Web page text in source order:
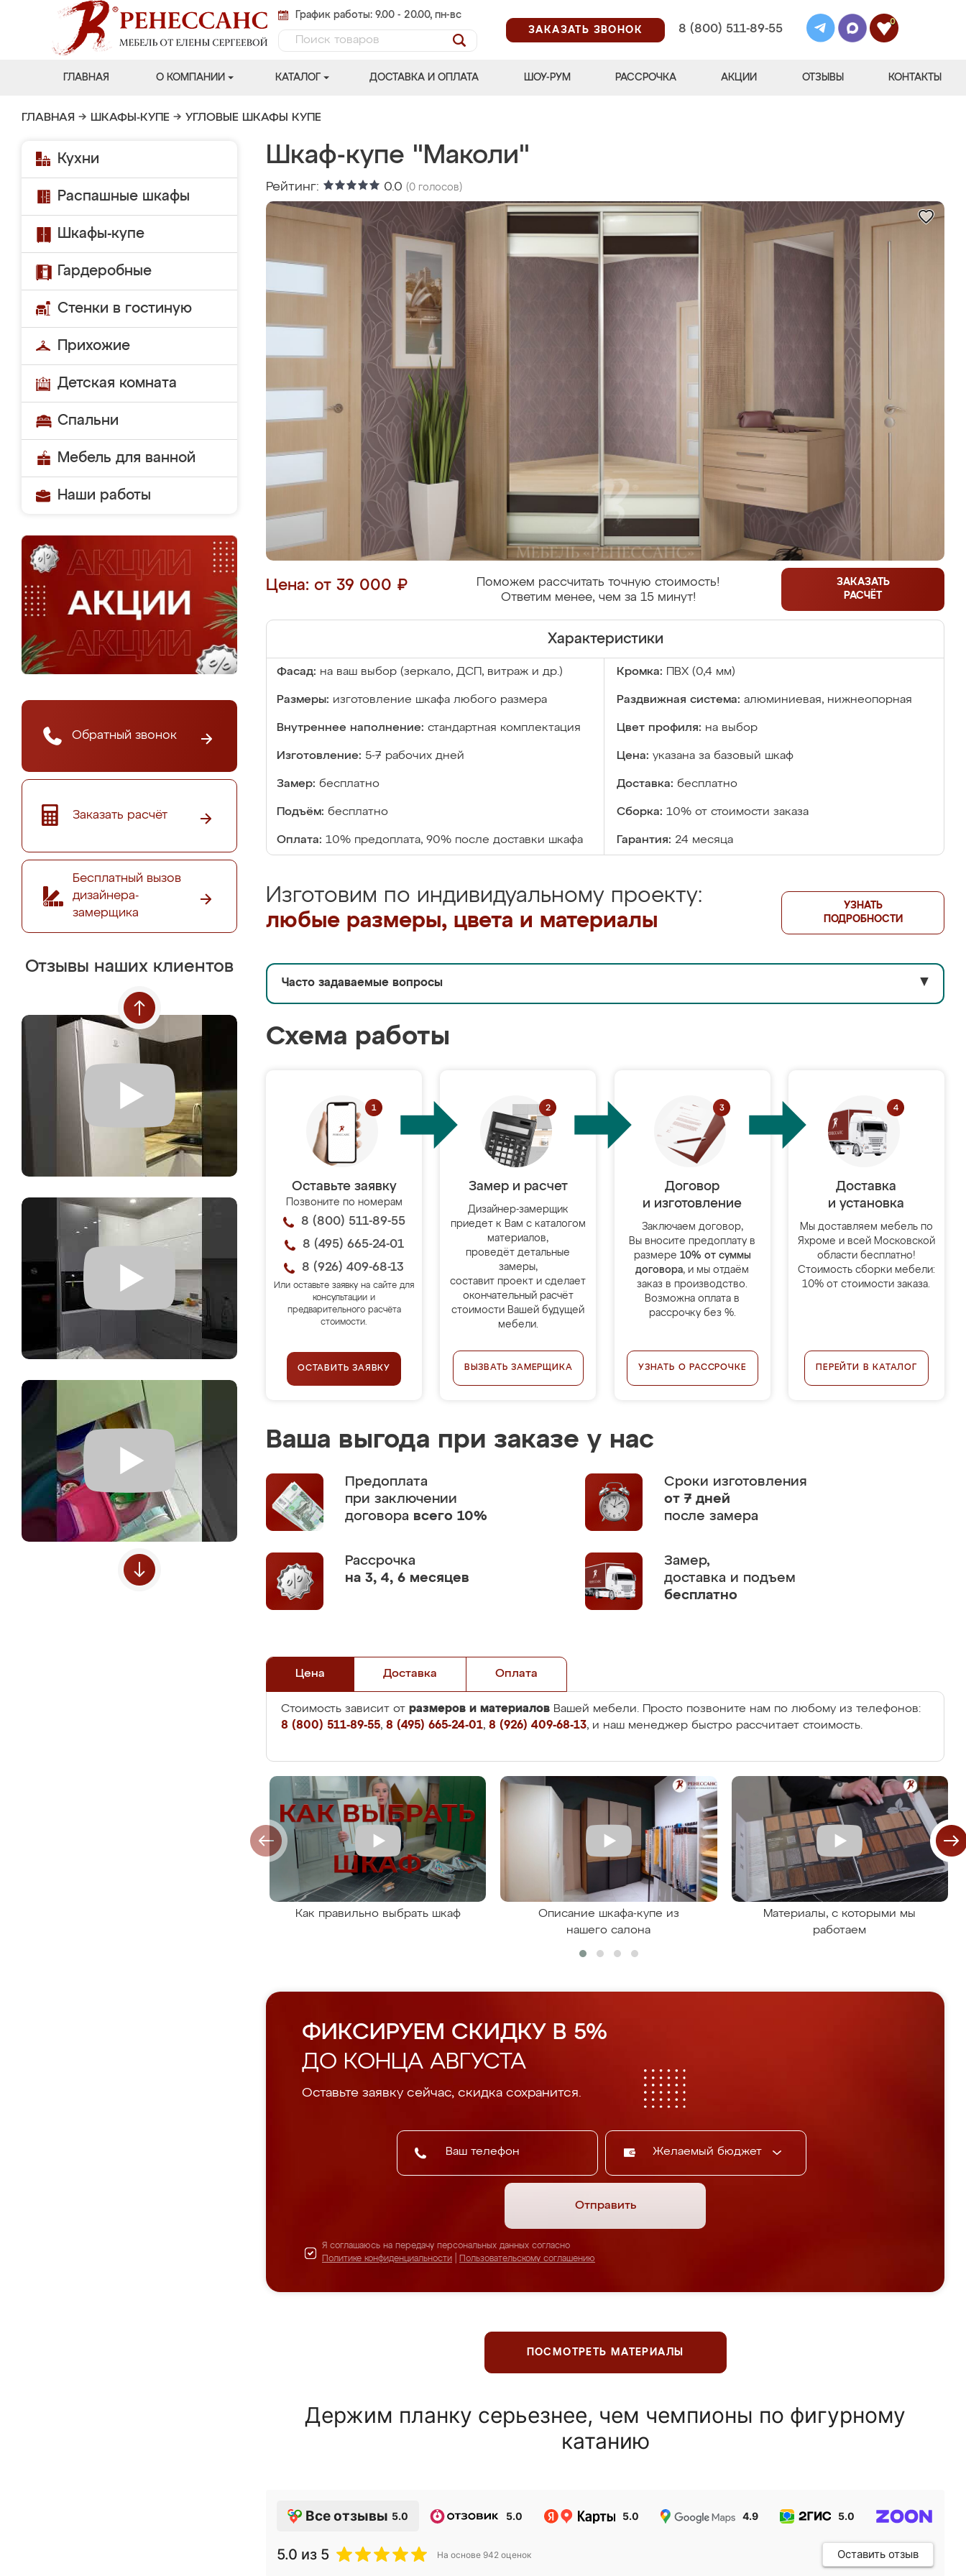
График работы: 9.00 - 20.00, пн-вс
ЗАКАЗАТЬ ЗВОНОК
8 (800) 511-89-55
0
ГЛАВНАЯ О КОМПАНИИ КАТАЛОГ ДОСТАВКА И ОПЛАТА ШОУ-РУМ РАССРОЧКА АКЦИИ ОТЗЫВЫ КОНТАКТЫ
ГЛАВНАЯ → ШКАФЫ-КУПЕ → УГЛОВЫЕ ШКАФЫ КУПЕ
Кухни
Распашные шкафы
Шкафы-купе
Гардеробные
Стенки в гостиную
Прихожие
Детская комната
Спальни
Мебель для ванной
Наши работы
Обратный звонок
Заказать расчёт
Бесплатный вызов
дизайнера-
замерщика
Отзывы наших клиентов
Шкаф-купе "Маколи"
Рейтинг: 0.0 (0 голосов)
Цена: от 39 000 ₽
Поможем рассчитать точную стоимость!
Ответим менее, чем за 15 минут!
ЗАКАЗАТЬ
РАСЧЁТ
Характеристики
Фасад: на ваш выбор (зеркало, ДСП, витраж и др.) Кромка: ПВХ (0,4 мм)
Размеры: изготовление шкафа любого размера Раздвижная система: алюминиевая, нижнеопорная
Внутреннее наполнение: стандартная комплектация Цвет профиля: на выбор
Изготовление: 5-7 рабочих дней Цена: указана за базовый шкаф
Замер: бесплатно Доставка: бесплатно
Подъём: бесплатно Сборка: 10% от стоимости заказа
Оплата: 10% предоплата, 90% после доставки шкафа Гарантия: 24 месяца
Изготовим по индивидуальному проекту:
любые размеры, цвета и материалы
УЗНАТЬ
ПОДРОБНОСТИ
Часто задаваемые вопросы ▼
Схема работы
Оставьте заявку
Позвоните по номерам
8 (800) 511-89-55
8 (495) 665-24-01
8 (926) 409-68-13
Или оставьте заявку на сайте для
консультации и
предварительного расчёта
стоимости.
ОСТАВИТЬ ЗАЯВКУ
Замер и расчет
Дизайнер-замерщик
приедет к Вам с каталогом
материалов,
проведёт детальные
замеры,
составит проект и сделает
окончательный расчёт
стоимости Вашей будущей
мебели.
ВЫЗВАТЬ ЗАМЕРЩИКА
Договор
и изготовление
Заключаем договор,
Вы вносите предоплату в
размере 10% от суммы
договора, и мы отдаём
заказ в производство.
Возможна оплата в
рассрочку без %.
УЗНАТЬ О РАССРОЧКЕ
Доставка
и установка
Мы доставляем мебель по
Яхроме и всей Московской
области бесплатно!
Стоимость сборки мебели:
10% от стоимости заказа.
ПЕРЕЙТИ В КАТАЛОГ
Ваша выгода при заказе у нас
Предоплата
при заключении
договора всего 10%
Сроки изготовления
от 7 дней
после замера
Рассрочка
на 3, 4, 6 месяцев
Замер,
доставка и подъем
бесплатно
Цена Доставка Оплата
Стоимость зависит от размеров и материалов Вашей мебели. Просто позвоните нам по любому из телефонов:
8 (800) 511-89-55, 8 (495) 665-24-01, 8 (926) 409-68-13, и наш менеджер быстро рассчитает стоимость.
Как правильно выбрать шкаф
Описание шкафа-купе из
нашего салона
Материалы, с которыми мы
работаем
ФИКСИРУЕМ СКИДКУ В 5%
ДО КОНЦА АВГУСТА
Оставьте заявку сейчас, скидка сохранится.
Желаемый бюджет
Отправить
Я соглашаюсь на передачу персональных данных согласно
Политике конфиденциальности
Пользовательскому соглашению
ПОСМОТРЕТЬ МАТЕРИАЛЫ
Держим планку серьезнее, чем чемпионы по фигурному
катанию
Все отзывы 5.0 5.0 5.0 4.9 5.0
5.0 из 5 На основе 942 оценок Оставить отзыв